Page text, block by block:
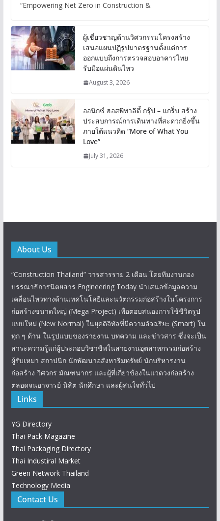
“Empowering Net Zero in Construction &
ผู้เชี่ยวชาญด้านวิศวกรรมโครงสร้าง
เสนอแผนปฏิรูปมาตรฐานตั้งแต่การ
ออกแบบถึงการตรวจสอบอาคารไทย
รับมือแผ่นดินไหว
August 3, 2026
ออนิกซ์ ฮอสพิทาลิตี้ กรุ๊ป – แกร็บ สร้าง
ประสบการณ์การเดินทางที่สะดวกยิ่งขึ้น
ภายใต้แนวคิด “More of What You
Love”
July 31, 2026
About Us
“Construction Thailand” วารสารราย 2 เดือน โดยทีมงานกอง
บรรณาธิการนิตยสาร Engineering Today นำเสนอข้อมูลความ
เคลื่อนไหวทางด้านเทคโนโลยีและนวัตกรรมก่อสร้างในโครงการ
ก่อสร้างขนาดใหญ่ (Mega Project) เพื่อตอบสนองการใช้ชีวิตรูป
แบบใหม่ (New Normal) ในยุคดิจิทัลที่มีความอัจฉริยะ (Smart) ใน
ทุก ๆ ด้าน ในรูปแบบของรายงาน บทความ และข่าวสาร ซึ่งจะเป็น
สาระความรู้แก่ผู้ประกอบวิชาชีพในสายงานอุตสาหกรรมก่อสร้าง
ผู้รับเหมา สถาปนิก นักพัฒนาอสังหาริมทรัพย์ นักบริหารงาน
ก่อสร้าง วิศวกร มัณฑนากร และผู้ที่เกี่ยวข้องในแวดวงก่อสร้าง
ตลอดจนอาจารย์ นิสิต นักศึกษา และผู้สนใจทั่วไป
Links
YG Directory
Thai Pack Magazine
Thai Packaging Directory
Thai Industiral Market
Green Network Thailand
Technology Media
Contact Us